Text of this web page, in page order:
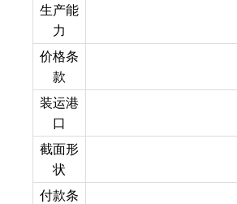
生产能
力
价格条
款
装运港
口
截面形
状
付款条